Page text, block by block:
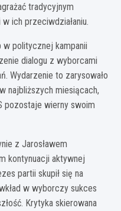
tradycyjnym
ich przeciwdziałaniu.
politycznej kampanii
dialogu z wyborcami
Wydarzenie to zarysowało
najbliższych miesiącach,
pozostaje wierny swoim
z Jarosławem
kontynuacji aktywnej
partii skupił się na
w wyborczy sukces
Krytyka skierowana